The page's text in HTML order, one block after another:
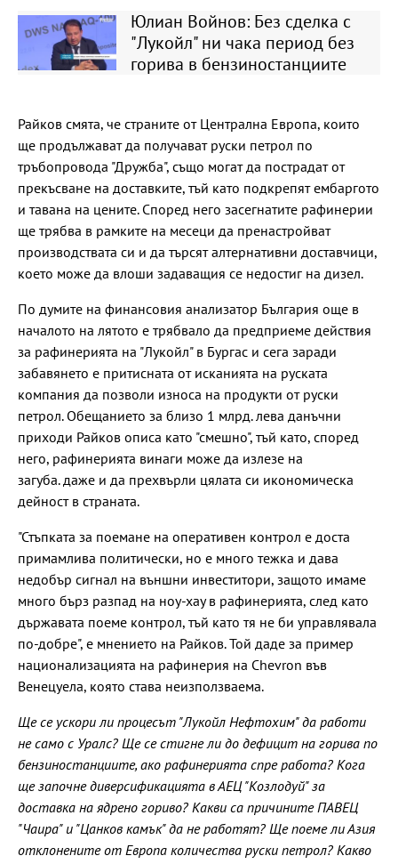
Юлиан Войнов: Без сделка с
"Лукойл" ни чака период без
горива в бензиностанциите
Райков смята, че страните от Централна Европа, които
ще продължават да получават руски петрол по
тръбопровода "Дружба", също могат да пострадат от
прекъсване на доставките, тъй като подкрепят ембаргото
и тавана на цените. Според него засегнатите рафинерии
ще трябва в рамките на месеци да пренастройват
производствата си и да търсят алтернативни доставчици,
което може да влоши задаващия се недостиг на дизел.
По думите на финансовия анализатор България още в
началото на лятото е трябвало да предприеме действия
за рафинерията на "Лукойл" в Бургас и сега заради
забавянето е притисната от исканията на руската
компания да позволи износа на продукти от руски
петрол. Обещанието за близо 1 млрд. лева данъчни
приходи Райков описа като "смешно", тъй като, според
него, рафинерията винаги може да излезе на
загуба. даже и да прехвърли цялата си икономическа
дейност в страната.
"Стъпката за поемане на оперативен контрол е доста
примамлива политически, но е много тежка и дава
недобър сигнал на външни инвеститори, защото имаме
много бърз разпад на ноу-хау в рафинерията, след като
държавата поеме контрол, тъй като тя не би управлявала
по-добре", е мнението на Райков. Той даде за пример
национализацията на рафинерия на Chevron във
Венецуела, която става неизползваема.
Ще се ускори ли процесът "Лукойл Нефтохим" да работи
не само с Уралс? Ще се стигне ли до дефицит на горива по
бензиностанциите, ако рафинерията спре работа? Кога
ще започне диверсификацията в АЕЦ "Козлодуй" за
доставка на ядрено гориво? Какви са причините ПАВЕЦ
"Чаира" и "Цанков камък" да не работят? Ще поеме ли Азия
отклонените от Европа количества руски петрол? Какво